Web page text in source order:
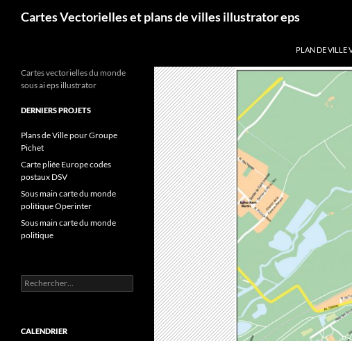
Cartes Vectorielles et plans de villes illustrator eps
PLAN DE VILLE
Cartes vectorielles du monde
sous ai eps illustrator
DERNIERS PROJETS
Plans de Ville pour Groupe
Pichet
Carte pliée Europe codes
postaux DSV
Sous main carte du monde
politique Operinter
Sous main carte du monde
politique
Rechercher :
CALENDRIER